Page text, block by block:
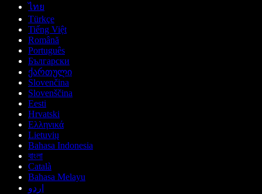
ไทย
Türkçe
Tiếng Việt
Română
Português
Български
ქართული
Slovenčina
Slovenščina
Eesti
Hrvatski
Ελληνικά
Lietuvių
Bahasa Indonesia
বাংলা
Català
Bahasa Melayu
اردو